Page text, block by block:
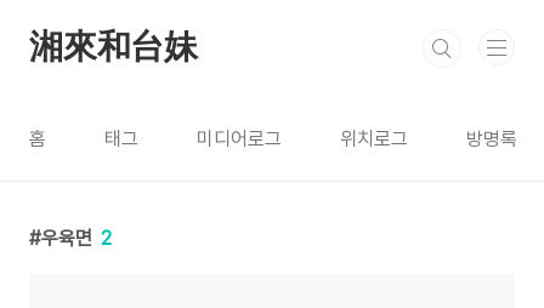
湘來和台妹
홈 태그 미디어로그 위치로그 방명록
우육면 2